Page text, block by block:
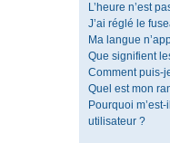
L’heure n’est
J’ai réglé le
Ma langue
Que signifient
Comment puis-
Quel est mon
Pourquoi
utilisateur ?